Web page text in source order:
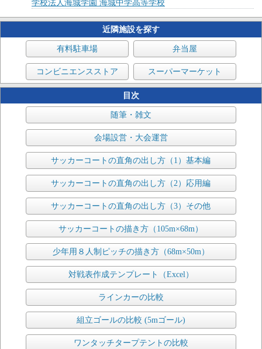
学校法人海城学園 海城中学高等学校
近隣施設を探す
有料駐車場 弁当屋
コンビニエンスストア スーパーマーケット
目次
随筆・雑文
会場設営・大会運営
サッカーコートの直角の出し方（1）基本編
サッカーコートの直角の出し方（2）応用編
サッカーコートの直角の出し方（3）その他
サッカーコートの描き方（105m×68m）
少年用８人制ピッチの描き方（68m×50m）
対戦表作成テンプレート（Excel）
ラインカーの比較
組立ゴールの比較 (5mゴール)
ワンタッチタープテントの比較